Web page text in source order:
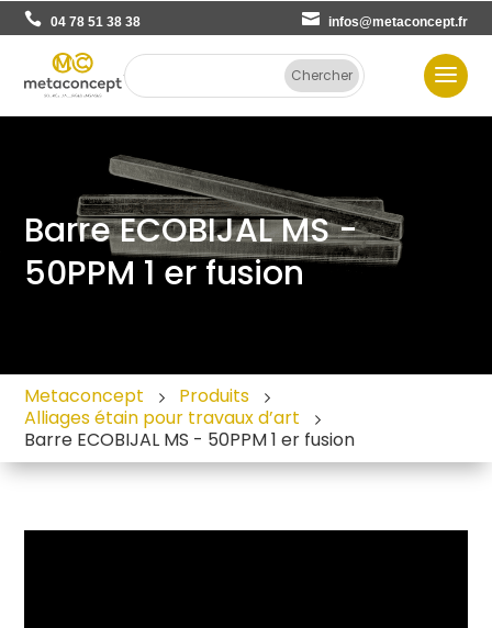
04 78 51 38 38 infos@metaconcept.fr
Barre ECOBIJAL MS -
50PPM 1 er fusion
Metaconcept
Produits
Alliages étain pour travaux d’art
Barre ECOBIJAL MS - 50PPM 1 er fusion